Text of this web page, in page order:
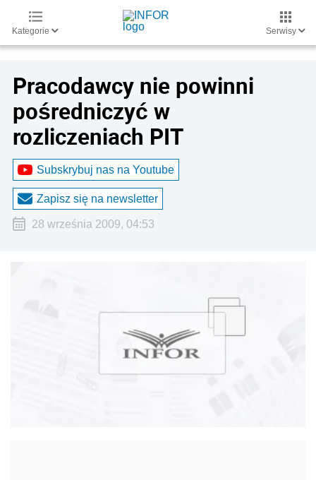
Kategorie Serwisy
Pracodawcy nie powinni
pośredniczyć w
rozliczeniach PIT
Subskrybuj nas na Youtube
Zapisz się na newsletter
28 września 2009, 04:53